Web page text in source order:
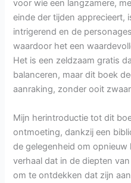
voor wie een langzamere,
einde der tijden apprecieert,
intrigerend en de
waardoor het een
Het is een zeldzaam gratis
balanceren, maar dit boek
aanraking, zonder ooit
Mijn herintroductie tot dit
ontmoeting, dankzij een
de gelegenheid om
verhaal dat in de diepten
om te ontdekken dat zijn